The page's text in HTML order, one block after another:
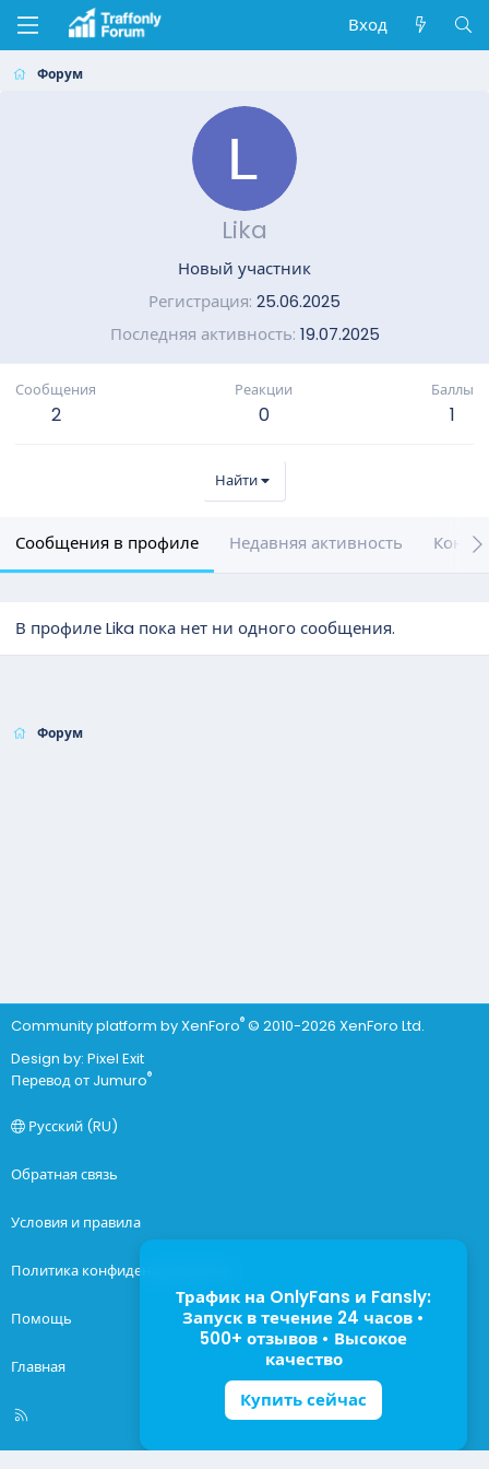
Вход
Форум
Lika
Новый участник
Регистрация 25.06.2025
Последняя активность 19.07.2025
Сообщения
2
Реакции
0
Баллы
1
Найти
Сообщения в профиле Недавняя активность
В профиле Lika пока нет ни одного сообщения.
Форум
Community platform by XenForo® © 2010-2026 XenForo Ltd.
Design by: Pixel Exit
Перевод от Jumuro®
Русский (RU)
Обратная связь
Условия и правила
Политика конфиденциальности
Помощь
Главная
R
S
Трафик на OnlyFans и Fansly:
Запуск в течение 24 часов •
500+ отзывов • Высокое
качество
Купить сейчас